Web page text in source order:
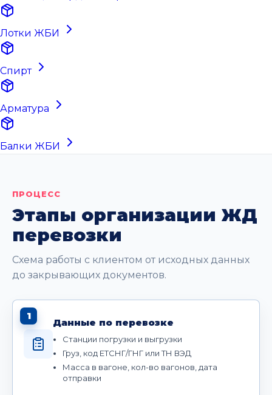
Лотки ЖБИ
Спирт
Арматура
Балки ЖБИ
ПРОЦЕСС
Этапы организации ЖД
перевозки
Схема работы с клиентом от исходных данных
до закрывающих документов.
1
Данные по перевозке
Станции погрузки и выгрузки
Груз, код ЕТСНГ/ГНГ или ТН ВЭД
Масса в вагоне, кол-во вагонов, дата
отправки